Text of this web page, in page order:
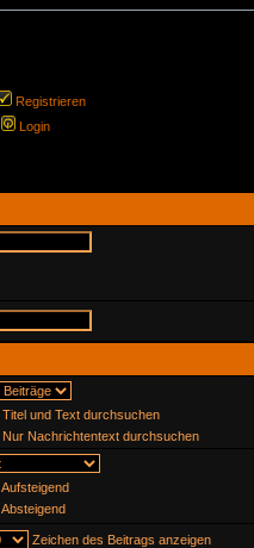
Registrieren
Login
Titel und Text durchsuchen
Nur Nachrichtentext durchsuchen
Aufsteigend
Absteigend
Zeichen des Beitrags anzeigen